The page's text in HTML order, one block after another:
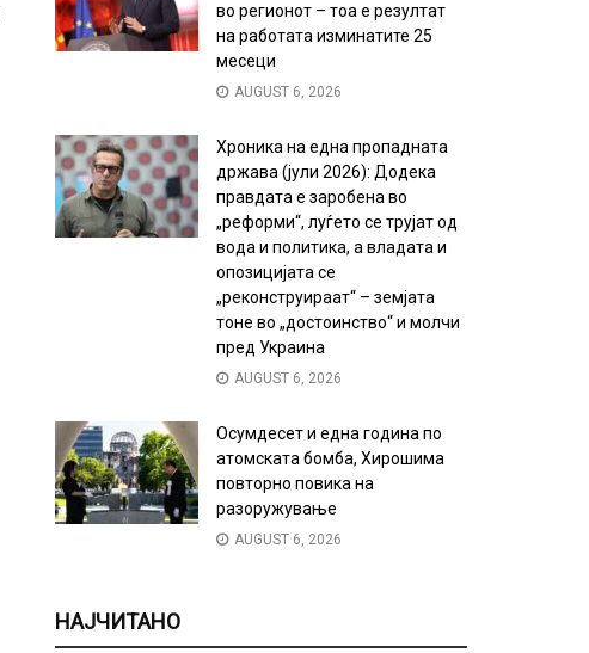
во регионот – тоа е резултат
на работата изминатите 25
месеци
AUGUST 6, 2026
Хроника на една пропадната
држава (јули 2026): Додека
правдата е заробена во
„реформи“, луѓето се трујат од
вода и политика, а владата и
опозицијата се
„реконструираат“ – земјата
тоне во „достоинство“ и молчи
пред Украина
AUGUST 6, 2026
Осумдесет и една година по
атомската бомба, Хирошима
повторно повика на
разоружување
AUGUST 6, 2026
НАЈЧИТАНО